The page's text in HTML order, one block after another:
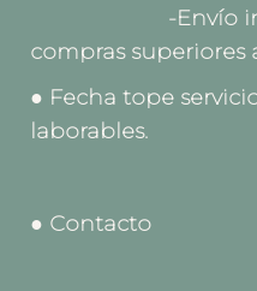
-Envío
compras superiores
● Fecha tope
laborables.
● Contacto